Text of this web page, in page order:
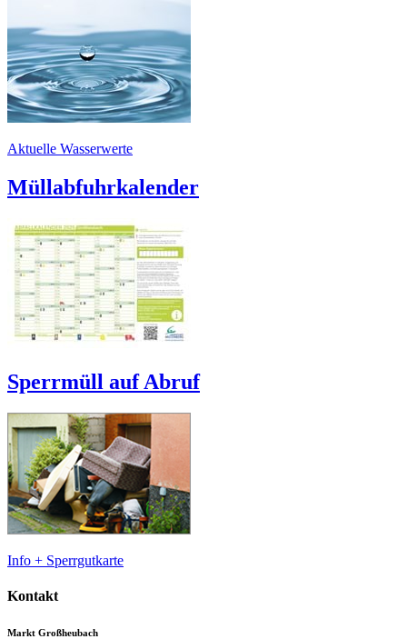
Aktuelle Wasserwerte
Müllabfuhrkalender
Sperrmüll auf Abruf
Info + Sperrgutkarte
Kontakt
Markt Großheubach